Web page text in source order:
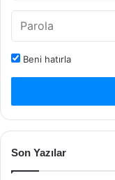
Beni hatırla
Son Yazılar